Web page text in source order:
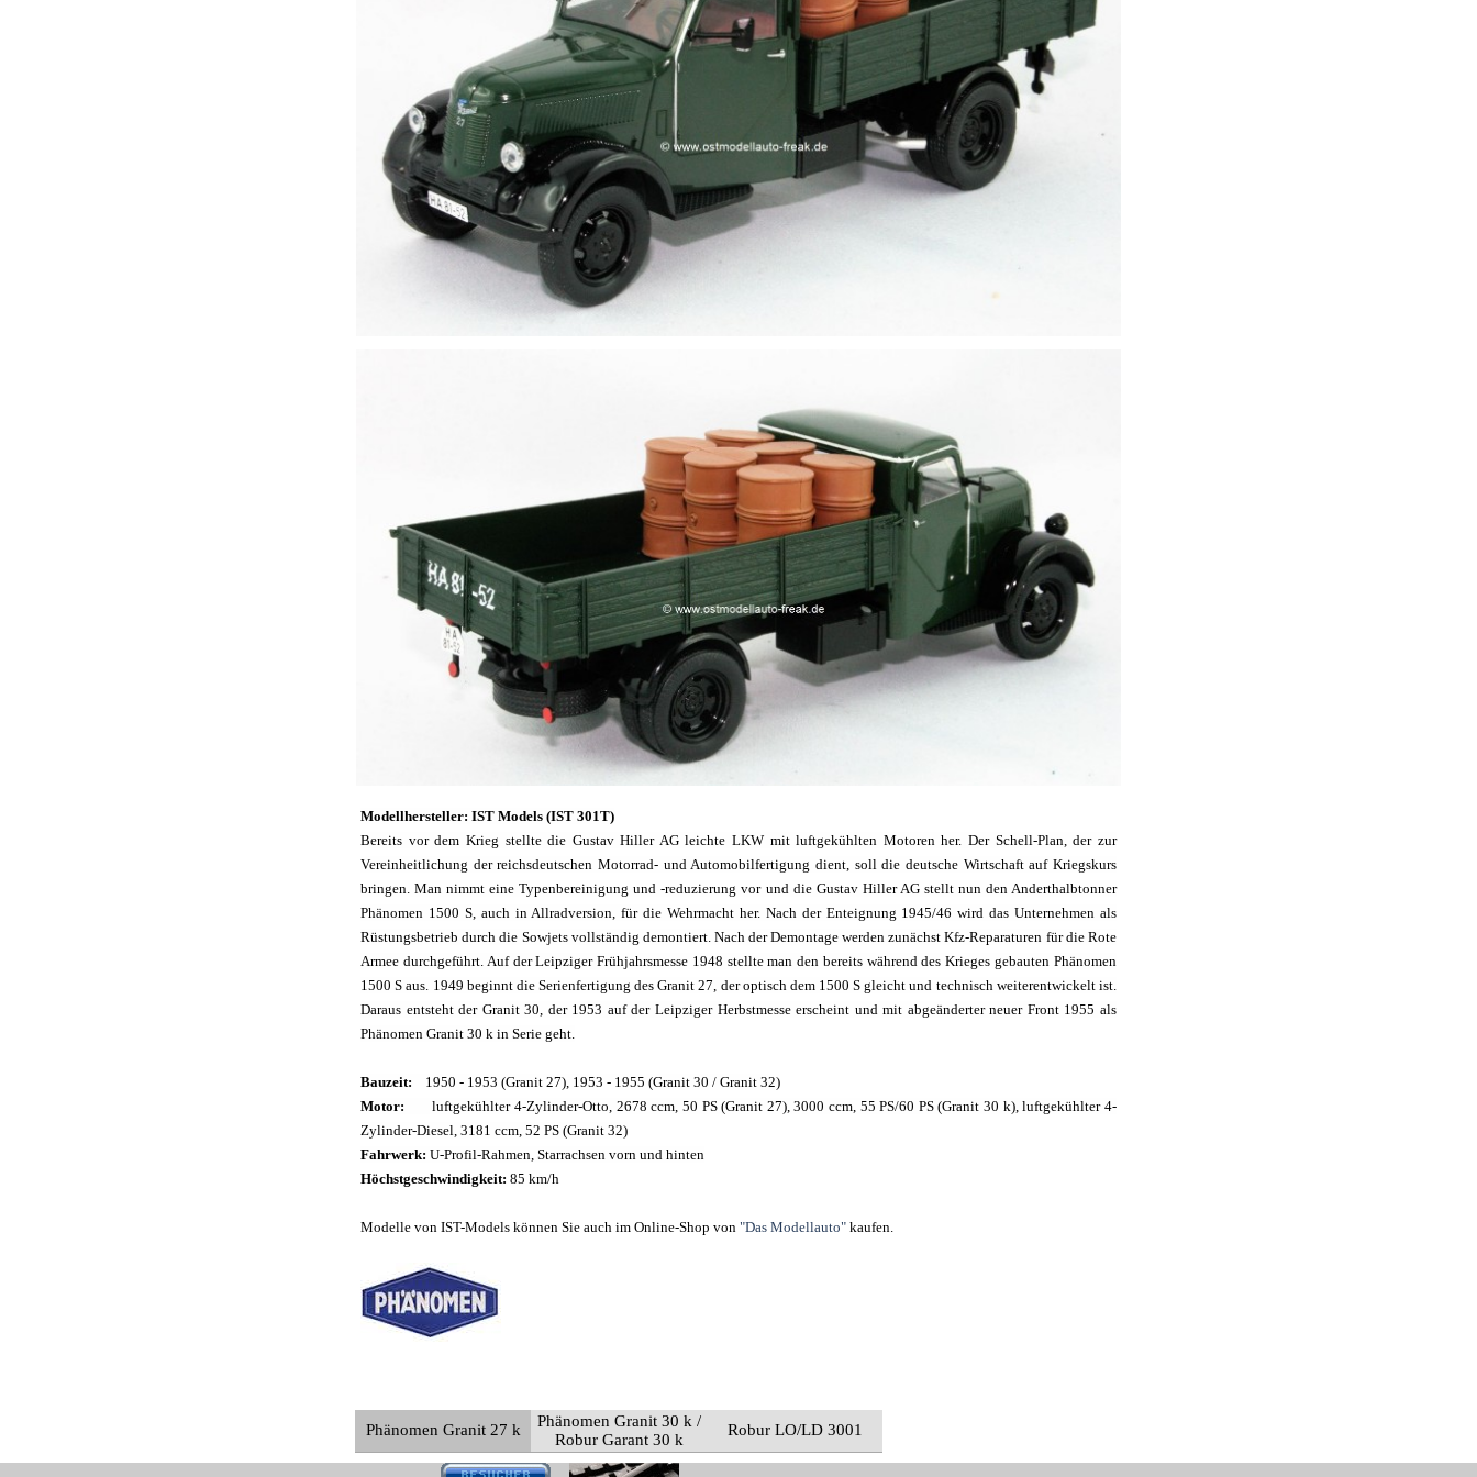
Modellhersteller: IST Models (IST 301T)
Bereits vor dem Krieg stellte die Gustav Hiller AG leichte LKW mit luftgekühlten Motoren her. Der Schell-Plan, der zur
Vereinheitlichung der reichsdeutschen Motorrad- und Automobilfertigung dient, soll die deutsche Wirtschaft auf Kriegskurs
bringen. Man nimmt eine Typenbereinigung und -reduzierung vor und die Gustav Hiller AG stellt nun den Anderthalbtonner
Phänomen 1500 S, auch in Allradversion, für die Wehrmacht her. Nach der Enteignung 1945/46 wird das Unternehmen als
Rüstungsbetrieb durch die Sowjets vollständig demontiert. Nach der Demontage werden zunächst Kfz-Reparaturen für die Rote
Armee durchgeführt. Auf der Leipziger Frühjahrsmesse 1948 stellte man den bereits während des Krieges gebauten Phänomen
1500 S aus. 1949 beginnt die Serienfertigung des Granit 27, der optisch dem 1500 S gleicht und technisch weiterentwickelt ist.
Daraus entsteht der Granit 30, der 1953 auf der Leipziger Herbstmesse erscheint und mit abgeänderter neuer Front 1955 als
Phänomen Granit 30 k in Serie geht.
Bauzeit: 1950 - 1953 (Granit 27), 1953 - 1955 (Granit 30 / Granit 32)
Motor:
luftgekühlter 4-Zylinder-Otto, 2678 ccm, 50 PS (Granit 27), 3000 ccm, 55 PS/60 PS (Granit 30 k), luftgekühlter 4-
Zylinder-Diesel, 3181 ccm, 52 PS (Granit 32)
Fahrwerk: U-Profil-Rahmen, Starrachsen vorn und hinten
Höchstgeschwindigkeit: 85 km/h
Modelle von IST-Models können Sie auch im Online-Shop von "Das Modellauto" kaufen.
Phänomen Granit 27 k
Phänomen Granit 30 k /
Robur Garant 30 k
Robur LO/LD 3001